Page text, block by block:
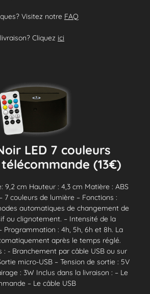
Visitez notre FAQ
Cliquez ici
LED 7 couleurs
(13€)
9,2 cm Hauteur : 4,3 cm Matière : ABS
7 couleurs de lumière – Fonctions :
automatiques de changement de
ou clignotement. – Intensité de la
Programmation : 4h, 5h, 6h et 8h. La
après le temps réglé.
: - Branchement par câble USB ou sur
micro-USB – Tension de sortie : 5V
: 3W Inclus dans la livraison : – Le
– Le câble USB